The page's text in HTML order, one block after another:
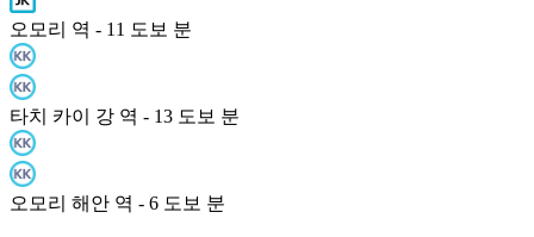
오모리 역 - 11 도보 분
타치 카이 강 역 - 13 도보 분
오모리 해안 역 - 6 도보 분